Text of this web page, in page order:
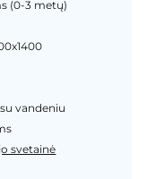
(0-3 metų)
vandeniu
svetainė